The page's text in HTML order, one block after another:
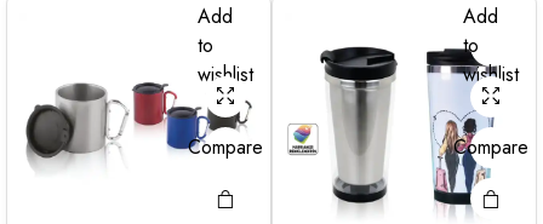
Add
to
wishlist
Compare
Add
to
wishlist
Compare